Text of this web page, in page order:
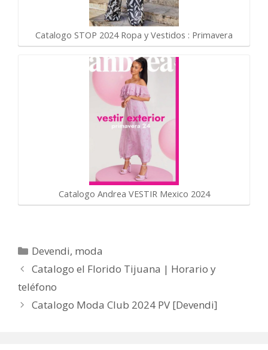
Catalogo STOP 2024 Ropa y Vestidos : Primavera
Catalogo Andrea VESTIR Mexico 2024
Categorías
Devendi, moda
Catalogo el Florido Tijuana | Horario y
teléfono
Catalogo Moda Club 2024 PV [Devendi]